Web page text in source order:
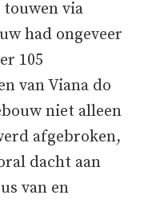
touwen via
had ongeveer
105
van Viana do
niet alleen
afgebroken,
dacht aan
van en